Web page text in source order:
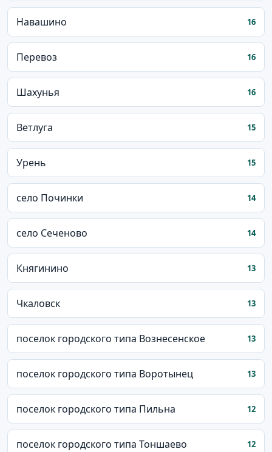
Навашино 16
Перевоз 16
Шахунья 16
Ветлуга 15
Урень 15
село Починки 14
село Сеченово 14
Княгинино 13
Чкаловск 13
поселок городского типа Вознесенское 13
поселок городского типа Воротынец 13
поселок городского типа Пильна 12
поселок городского типа Тоншаево 12